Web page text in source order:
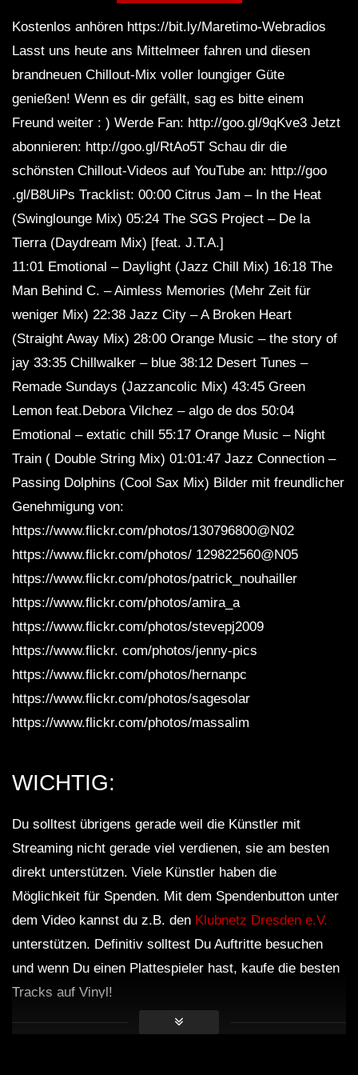
Relax Now: GOA Chillout and Lounge
Mix Del Mar
The Grand Autumn Chillout and Lounge
Mix HD Del Mar
4 HOURS Wonderfull Chill out Music
Long Playlist | Background Music for
Relax
Beautiful Cancún Chill House Del Mar
Mix
Wonderful Chillout Music | Infinity by
Jjos
Autumn Leaves Chillout & Lounge Mix
HD Del Mar
4 HOURS of The Best Chill out Mix by
Jjos | Wonderful Lounge Instrumental
Beautiful MADAGASCAR Chillout and
Lounge Mix Del Mar
Chillout Lounge 🏖️ Calm & Relaxing
Background Music | The Good Life
Radio #3
Chillout King Ibiza – The Relax
Smoothie, 2016 (Continuous Mix)
Beautiful MO’OREA Honeymoon
Chillout & Lounge Mix Del Mar
Chillout Del Mar Lounge Mix HD
Magical Okavango Delta – Chillout
Lounge Mix 2017
Kostenlos anhören https://bit.ly/Maretimo-Webradios
Lasst uns heute ans Mittelmeer fahren und diesen
brandneuen Chillout-Mix voller loungiger Güte
genießen! Wenn es dir gefällt, sag es bitte einem
Freund weiter : ) Werde Fan: http://goo.gl/9qKve3 Jetzt
abonnieren: http://goo.gl/RtAo5T Schau dir die
schönsten Chillout-Videos auf YouTube an: http://goo
.gl/B8UiPs Tracklist: 00:00 Citrus Jam – In the Heat
(Swinglounge Mix) 05:24 The SGS Project – De la
Tierra (Daydream Mix) [feat. J.T.A.]
11:01 Emotional – Daylight (Jazz Chill Mix) 16:18 The
Man Behind C. – Aimless Memories (Mehr Zeit für
weniger Mix) 22:38 Jazz City – A Broken Heart
(Straight Away Mix) 28:00 Orange Music – the story of
jay 33:35 Chillwalker – blue 38:12 Desert Tunes –
Remade Sundays (Jazzancolic Mix) 43:45 Green
Lemon feat.Debora Vilchez – algo de dos 50:04
Emotional – extatic chill 55:17 Orange Music – Night
Train ( Double String Mix) 01:01:47 Jazz Connection –
Passing Dolphins (Cool Sax Mix) Bilder mit freundlicher
Genehmigung von:
https://www.flickr.com/photos/130796800@N02
https://www.flickr.com/photos/ 129822560@N05
https://www.flickr.com/photos/patrick_nouhailler
https://www.flickr.com/photos/amira_a
https://www.flickr.com/photos/stevepj2009
https://www.flickr. com/photos/jenny-pics
https://www.flickr.com/photos/hernanpc
https://www.flickr.com/photos/sagesolar
https://www.flickr.com/photos/massalim
WICHTIG:
Du solltest übrigens gerade weil die Künstler mit
Streaming nicht gerade viel verdienen, sie am besten
direkt unterstützen. Viele Künstler haben die
Möglichkeit für Spenden. Mit dem Spendenbutton unter
dem Video kannst du z.B. den Klubnetz Dresden e.V.
unterstützen. Definitiv solltest Du Auftritte besuchen
und wenn Du einen Plattespieler hast, kaufe die besten
Tracks auf Vinyl!